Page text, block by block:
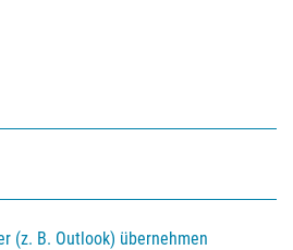
(z. B. Outlook) übernehmen